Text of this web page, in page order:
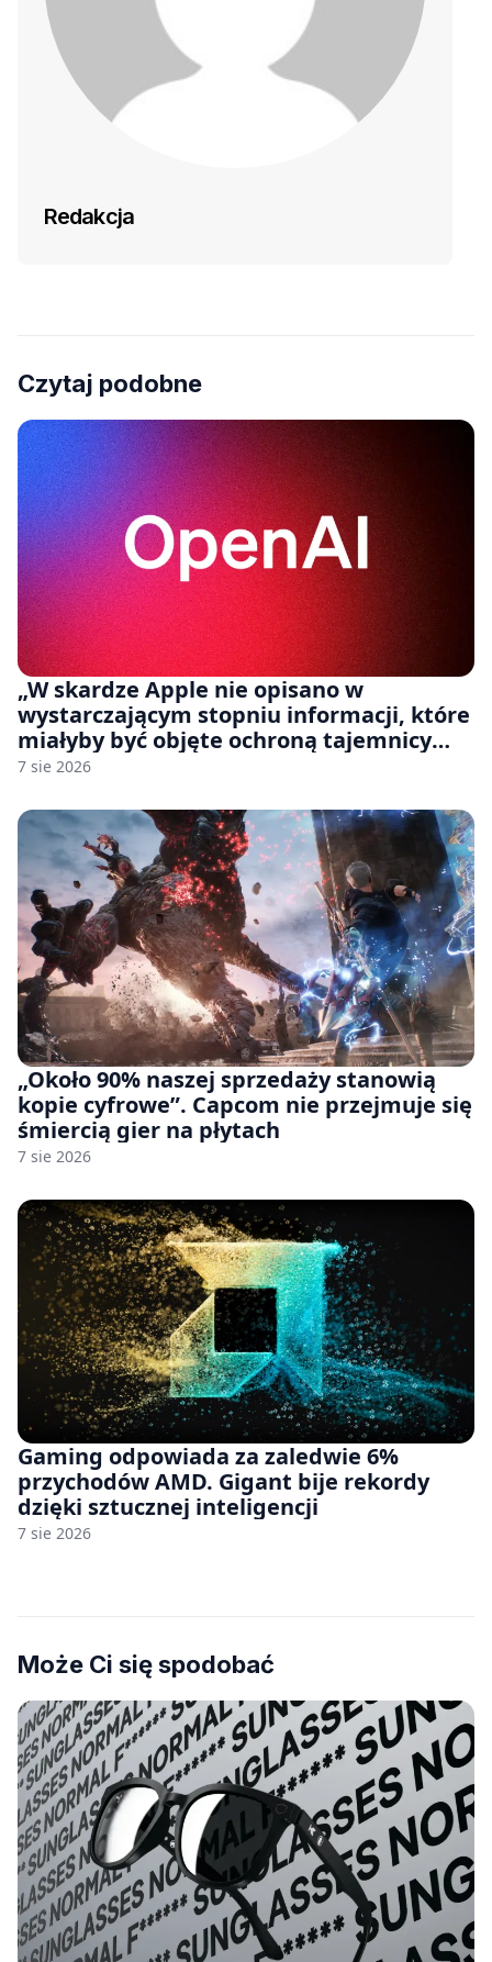
Redakcja
Czytaj podobne
„W skardze Apple nie opisano w
wystarczającym stopniu informacji, które
miałyby być objęte ochroną tajemnicy
handlowej”. OpenAI żąda odrzucenia
7 sie 2026
„Około 90% naszej sprzedaży stanowią
kopie cyfrowe”. Capcom nie przejmuje się
śmiercią gier na płytach
7 sie 2026
Gaming odpowiada za zaledwie 6%
przychodów AMD. Gigant bije rekordy
dzięki sztucznej inteligencji
7 sie 2026
Może Ci się spodobać